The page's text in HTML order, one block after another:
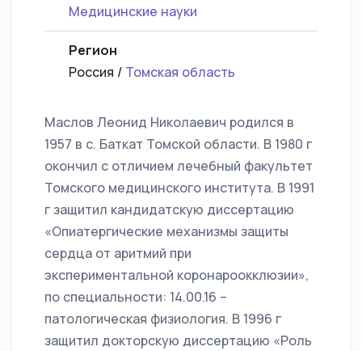
Медицинские науки
Регион
Россия / Томская область
Маслов Леонид Николаевич родился в
1957 в с. Баткат Томской области. В 1980 г
окончил с отличием лечебный факультет
Томского медицинского института. В 1991
г защитил кандидатскую диссертацию
«Опиатергические механизмы защиты
сердца от аритмий при
экспериментальной коронароокклюзии»,
по специальности: 14.00.16 –
патологическая физиология. В 1996 г
защитил докторскую диссертацию «Роль